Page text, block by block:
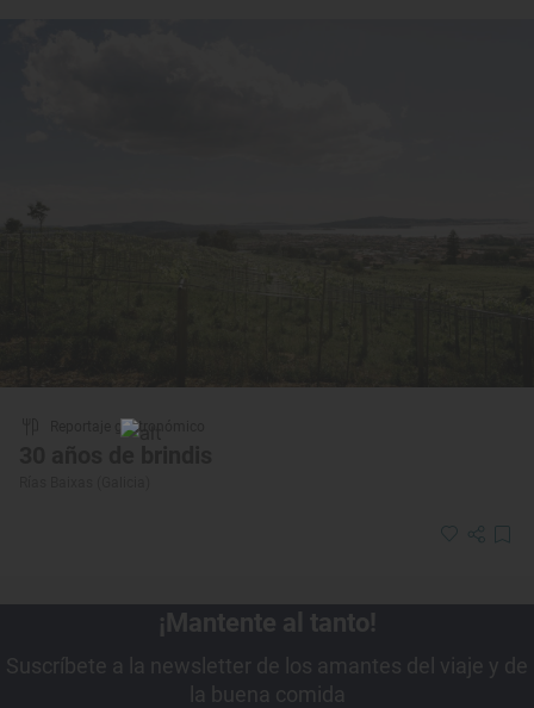
Reportaje gastronómico
¡Mantente al tanto!
Suscríbete a la newsletter de los amantes del viaje y de
la buena comida